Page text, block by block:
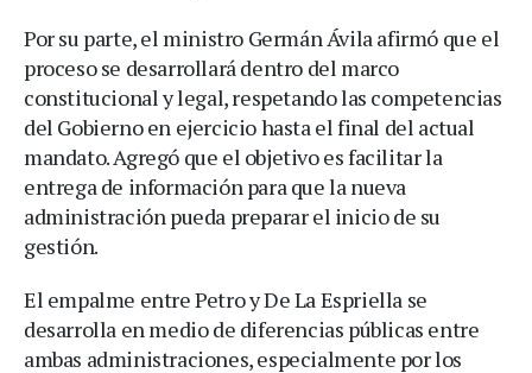
Por su parte, el ministro Germán Ávila afirmó que el
proceso se desarrollará dentro del marco
constitucional y legal, respetando las competencias
del Gobierno en ejercicio hasta el final del actual
mandato. Agregó que el objetivo es facilitar la
entrega de información para que la nueva
administración pueda preparar el inicio de su
gestión.
El empalme entre Petro y De La Espriella se
desarrolla en medio de diferencias públicas entre
ambas administraciones, especialmente por los